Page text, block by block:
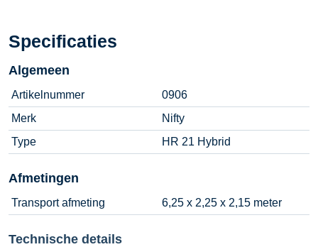
Specificaties
Algemeen
Artikelnummer
0906
Merk
Nifty
Type
HR 21 Hybrid
Afmetingen
Transport afmeting 6,25 x 2,25 x 2,15 meter
Technische details